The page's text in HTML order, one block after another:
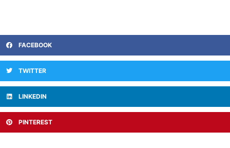
FACEBOOK
TWITTER
LINKEDIN
PINTEREST